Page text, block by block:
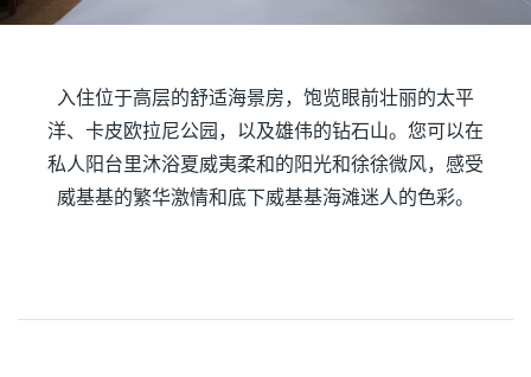
入住位于高层的舒适海景房，饱览眼前壮丽的太平
洋、卡皮欧拉尼公园，以及雄伟的钻石山。您可以在
私人阳台里沐浴夏威夷柔和的阳光和徐徐微风，感受
威基基的繁华激情和底下威基基海滩迷人的色彩。